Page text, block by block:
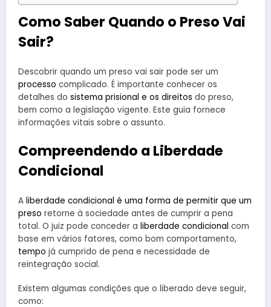
Como Saber Quando o Preso Vai
Sair?
Descobrir quando um preso vai sair pode ser um
processo complicado. É importante conhecer os
detalhes do sistema prisional e os direitos do preso,
bem como a legislação vigente. Este guia fornece
informações vitais sobre o assunto.
Compreendendo a Liberdade
Condicional
A liberdade condicional é uma forma de permitir que um
preso retorne à sociedade antes de cumprir a pena
total. O juiz pode conceder a liberdade condicional com
base em vários fatores, como bom comportamento,
tempo já cumprido de pena e necessidade de
reintegração social.
Existem algumas condições que o liberado deve seguir,
como: